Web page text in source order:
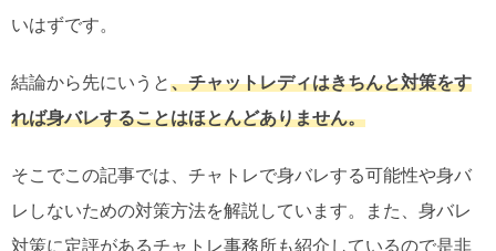
いはずです。
結論から先にいうと、チャットレディはきちんと対策をす
れば身バレすることはほとんどありません。
そこでこの記事では、チャトレで身バレする可能性や身バ
レしないための対策方法を解説しています。また、身バレ
対策に定評があるチャトレ事務所も紹介しているので是非